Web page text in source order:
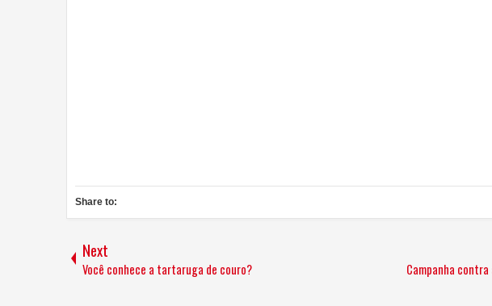
Share to:
Next
Você conhece a tartaruga de couro?
Campanha